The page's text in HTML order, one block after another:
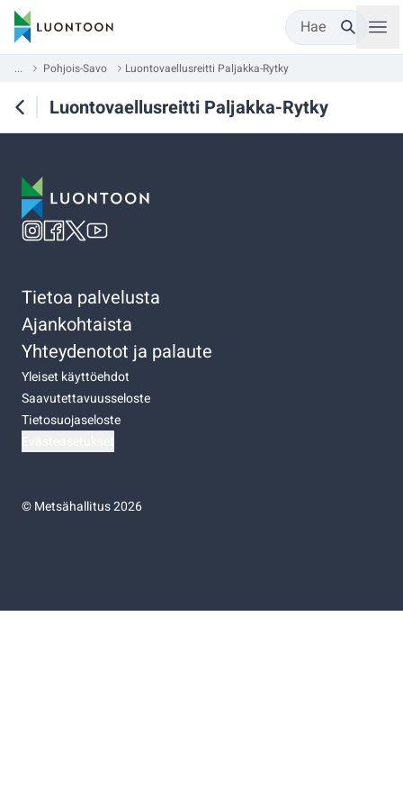
Hae
... Pohjois-Savo Luontovaellusreitti Paljakka-Rytky
Luontovaellusreitti Paljakka-Rytky
Tietoa palvelusta
Ajankohtaista
Yhteydenotot ja palaute
Yleiset käyttöehdot
Saavutettavuusseloste
Tietosuojaseloste
©Metsähallitus 2026